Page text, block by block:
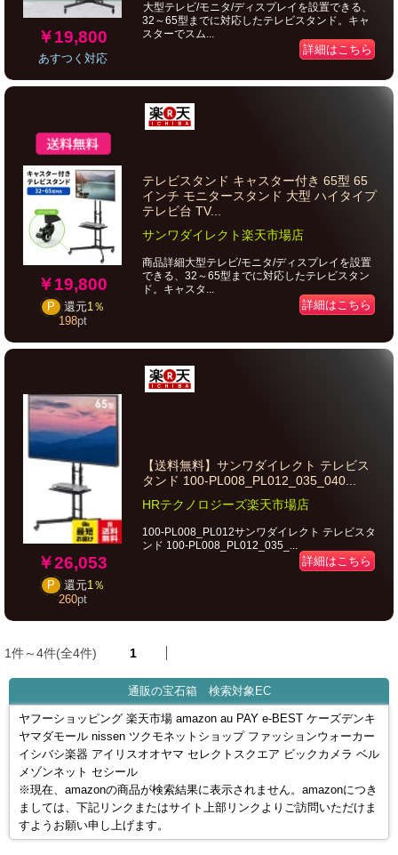
￥19,800
あすつく対応
大型テレビ/モニタ/ディスプレイを設置できる、
32～65型までに対応したテレビスタンド。キャ
スターでスム...
詳細はこちら
￥19,800
P 還元1％
198pt
テレビスタンド キャスター付き 65型 65
インチ モニタースタンド 大型 ハイタイプ
テレビ台 TV...
サンワダイレクト楽天市場店
商品詳細大型テレビ/モニタ/ディスプレイを設置
できる、32～65型までに対応したテレビスタン
ド。キャスタ...
詳細はこちら
￥26,053
P 還元1％
260pt
【送料無料】サンワダイレクト テレビス
タンド 100-PL008_PL012_035_040...
HRテクノロジーズ楽天市場店
100-PL008_PL012サンワダイレクト テレビスタ
ンド 100-PL008_PL012_035_...
詳細はこちら
1件～4件(全4件) 1
通販の宝石箱 検索対象EC
ヤフーショッピング 楽天市場 amazon au PAY e-BEST ケーズデンキ
ヤマダモール nissen ツクモネットショップ ファッションウォーカー
イシバシ楽器 アイリスオオヤマ セレクトスクエア ビックカメラ ベル
メゾンネット セシール
※現在、amazonの商品が検索結果に表示されません。amazonにつき
ましては、下記リンクまたはサイト上部リンクよりご訪問いただけま
すようお願い申し上げます。